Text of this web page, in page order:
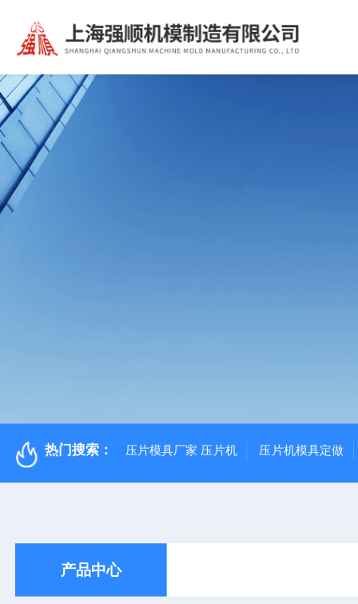
热门搜索： 压片模具厂家 压片机 压片机模具定做
产品中心